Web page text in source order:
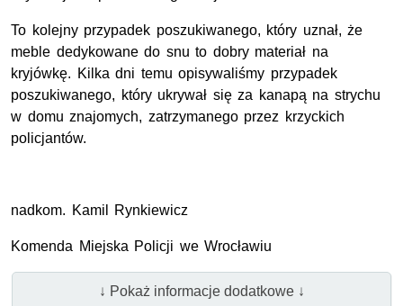
To kolejny przypadek poszukiwanego, który uznał, że
meble dedykowane do snu to dobry materiał na
kryjówkę. Kilka dni temu opisywaliśmy przypadek
poszukiwanego, który ukrywał się za kanapą na strychu
w domu znajomych, zatrzymanego przez krzyckich
policjantów.
nadkom. Kamil Rynkiewicz
Komenda Miejska Policji we Wrocławiu
↓ Pokaż informacje dodatkowe ↓